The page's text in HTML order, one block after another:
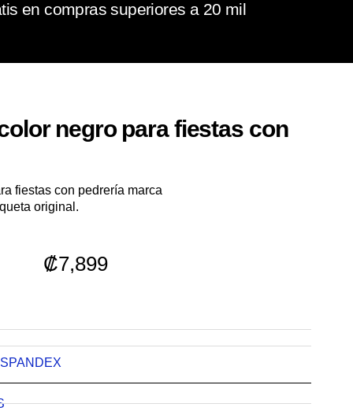
en compras superiores a 20 mil
negro para fiestas con
fiestas con pedrería marca
original.
₡7,899
SPANDEX